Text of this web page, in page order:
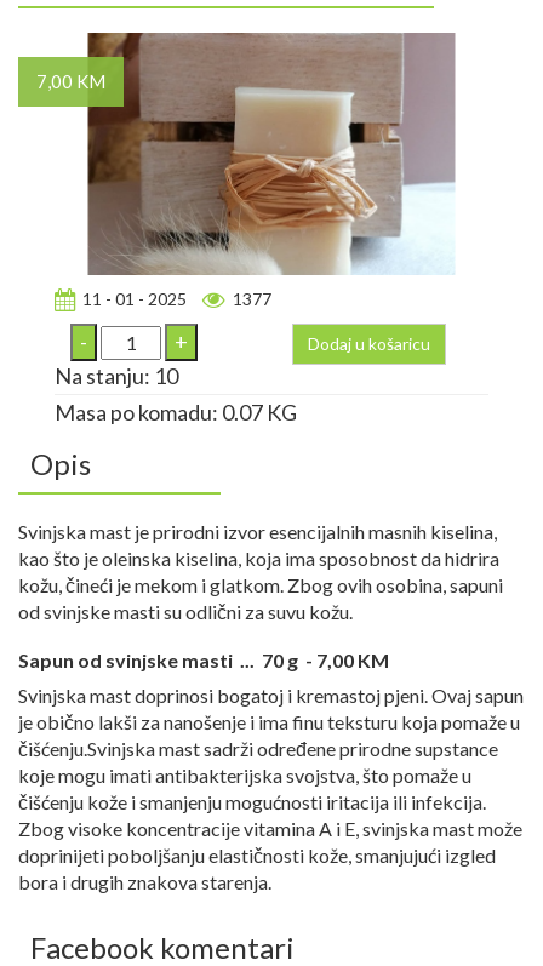
7,00 KM
11 - 01 - 2025 1377
Dodaj u košaricu
Na stanju: 10
Masa po komadu: 0.07 KG
Opis
Svinjska mast je prirodni izvor esencijalnih masnih kiselina,
kao što je oleinska kiselina, koja ima sposobnost da hidrira
kožu, čineći je mekom i glatkom. Zbog ovih osobina, sapuni
od svinjske masti su odlični za suvu kožu.
Sapun od svinjske masti ... 70 g - 7,00 KM
Svinjska mast doprinosi bogatoj i kremastoj pjeni. Ovaj sapun
je obično lakši za nanošenje i ima finu teksturu koja pomaže u
čišćenju.Svinjska mast sadrži određene prirodne supstance
koje mogu imati antibakterijska svojstva, što pomaže u
čišćenju kože i smanjenju mogućnosti iritacija ili infekcija.
Zbog visoke koncentracije vitamina A i E, svinjska mast može
doprinijeti poboljšanju elastičnosti kože, smanjujući izgled
bora i drugih znakova starenja.
Facebook komentari